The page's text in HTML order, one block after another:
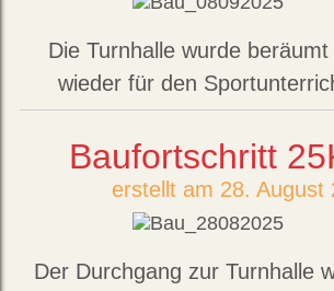
Die Turnhalle wurde
wieder für den
Baufortschritt
erstellt am 28. August
Der Durchgang zur Turnhalle